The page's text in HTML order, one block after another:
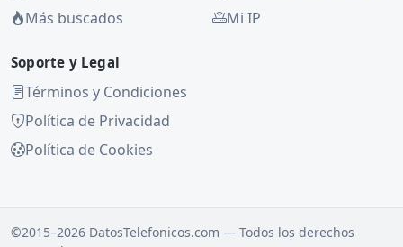
Más buscados
Mi IP
Soporte y Legal
Términos y Condiciones
Política de Privacidad
Política de Cookies
©2015–2026 DatosTelefonicos.com — Todos los derechos